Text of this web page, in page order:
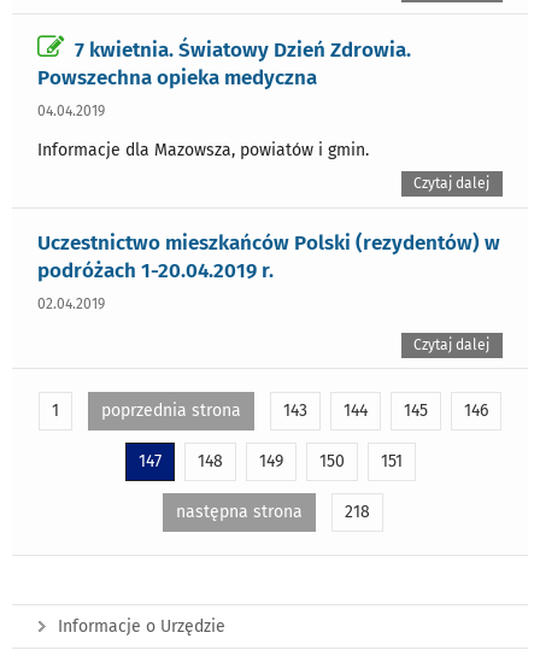
7 kwietnia. Światowy Dzień Zdrowia.
Powszechna opieka medyczna
04.04.2019
Informacje dla Mazowsza, powiatów i gmin.
Czytaj dalej
Uczestnictwo mieszkańców Polski (rezydentów) w
podróżach 1-20.04.2019 r.
02.04.2019
Czytaj dalej
1 poprzednia strona 143 144 145 146
147 148 149 150 151
następna strona 218
Informacje o Urzędzie